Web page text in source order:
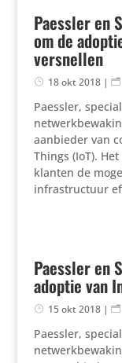
Paessler en
om de
versnellen
18 okt 2018|
Paessler,
aanbieder van
Things (IoT).
klanten de
infrastructuur
Paessler en
adoptie van
15 okt 2018|
Paessler,